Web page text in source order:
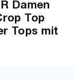
Damen
Top
Tops mit